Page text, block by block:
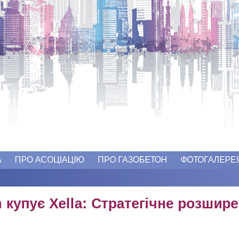
ПРО АСОЦІАЦІЮ ПРО ГАЗОБЕТОН
купує Xella: Стратегічне